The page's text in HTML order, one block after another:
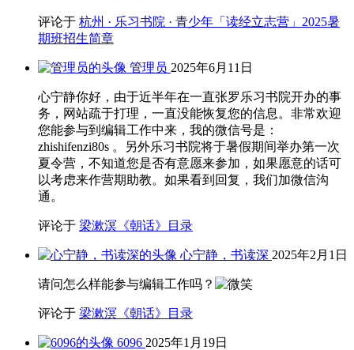
评论于 杭州 · 乐习书院 · 青少年「读经立志营」2025暑
期班招生简章
管理员 2025年6月11日
心宁静你好，由于近半年在一直张罗乐习书院开办的事
务，网站疏于打理，一直没能恢复您的信息。非常欢迎
您能参与到编辑工作中来，我的微信号是：
zhishifenzi80s 。另外乐习书院将于暑假期间举办第一次
夏令营，不知道您是否有意愿来参加，如果愿意的话可
以考虑来作营期助教。如果看到回复，我们加微信沟
通。
评论于 梁漱溟《朝话》目录
心宁静，书读深 2025年2月1日
请问怎么样能参与编辑工作吗？
评论于 梁漱溟《朝话》目录
6096 2025年1月19日